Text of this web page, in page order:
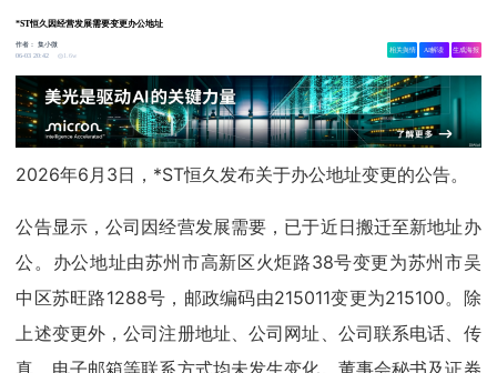
*ST恒久因经营发展需要变更办公地址
作者：集小微
06-03 20:42
1.6w
相关舆情 AI解读 生成海报
2026年6月3日，*ST恒久发布关于办公地址变更的公告。
公告显示，公司因经营发展需要，已于近日搬迁至新地址办
公。办公地址由苏州市高新区火炬路38号变更为苏州市吴
中区苏旺路1288号，邮政编码由215011变更为215100。除
上述变更外，公司注册地址、公司网址、公司联系电话、传